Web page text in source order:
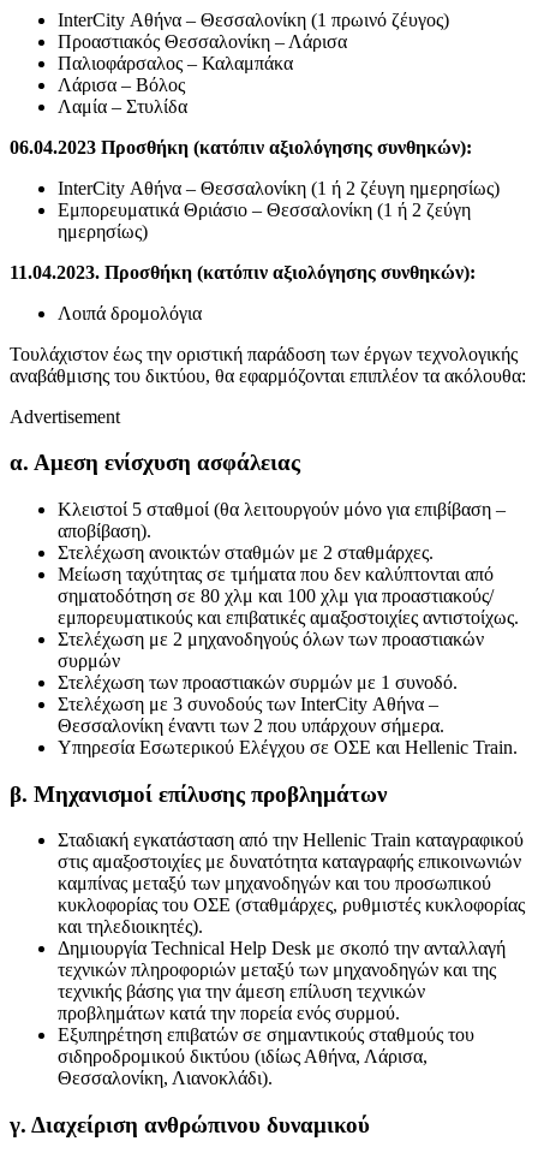
InterCity Αθήνα – Θεσσαλονίκη (1 πρωινό ζέυγος)
Προαστιακός Θεσσαλονίκη – Λάρισα
Παλιοφάρσαλος – Καλαμπάκα
Λάρισα – Βόλος
Λαμία – Στυλίδα
06.04.2023 Προσθήκη (κατόπιν αξιολόγησης συνθηκών):
InterCity Αθήνα – Θεσσαλονίκη (1 ή 2 ζέυγη ημερησίως)
Εμπορευματικά Θριάσιο – Θεσσαλονίκη (1 ή 2 ζεύγη
ημερησίως)
11.04.2023. Προσθήκη (κατόπιν αξιολόγησης συνθηκών):
Λοιπά δρομολόγια
Τουλάχιστον έως την οριστική παράδοση των έργων τεχνολογικής
αναβάθμισης του δικτύου, θα εφαρμόζονται επιπλέον τα ακόλουθα:
Advertisement
α. Αμεση ενίσχυση ασφάλειας
Κλειστοί 5 σταθμοί (θα λειτουργούν μόνο για επιβίβαση –
αποβίβαση).
Στελέχωση ανοικτών σταθμών με 2 σταθμάρχες.
Μείωση ταχύτητας σε τμήματα που δεν καλύπτονται από
σηματοδότηση σε 80 χλμ και 100 χλμ για προαστιακούς/
εμπορευματικούς και επιβατικές αμαξοστοιχίες αντιστοίχως.
Στελέχωση με 2 μηχανοδηγούς όλων των προαστιακών
συρμών
Στελέχωση των προαστιακών συρμών με 1 συνοδό.
Στελέχωση με 3 συνοδούς των InterCity Αθήνα –
Θεσσαλονίκη έναντι των 2 που υπάρχουν σήμερα.
Υπηρεσία Εσωτερικού Ελέγχου σε ΟΣΕ και Hellenic Train.
β. Μηχανισμοί επίλυσης προβλημάτων
Σταδιακή εγκατάσταση από την Hellenic Train καταγραφικού
στις αμαξοστοιχίες με δυνατότητα καταγραφής επικοινωνιών
καμπίνας μεταξύ των μηχανοδηγών και του προσωπικού
κυκλοφορίας του ΟΣΕ (σταθμάρχες, ρυθμιστές κυκλοφορίας
και τηλεδιοικητές).
Δημιουργία Technical Help Desk με σκοπό την ανταλλαγή
τεχνικών πληροφοριών μεταξύ των μηχανοδηγών και της
τεχνικής βάσης για την άμεση επίλυση τεχνικών
προβλημάτων κατά την πορεία ενός συρμού.
Εξυπηρέτηση επιβατών σε σημαντικούς σταθμούς του
σιδηροδρομικού δικτύου (ιδίως Αθήνα, Λάρισα,
Θεσσαλονίκη, Λιανοκλάδι).
γ. Διαχείριση ανθρώπινου δυναμικού